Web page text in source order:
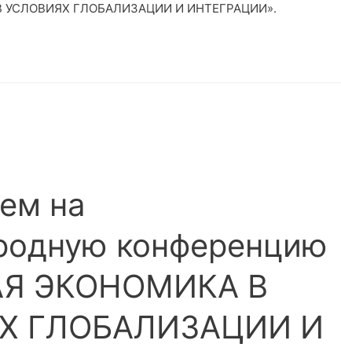
УСЛОВИЯХ ГЛОБАЛИЗАЦИИ И ИНТЕГРАЦИИ».
на
конференцию
ЭКОНОМИКА В
ГЛОБАЛИЗАЦИИ И